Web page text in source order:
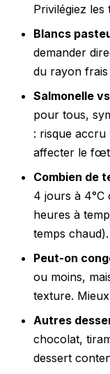
Privilégiez les
Blancs
demander
du rayon
Salmonelle
pour tous,
: risque accru
affecter le
Combien de
4 jours à 4°C
heures à
temps chaud).
Peut-on
ou moins,
texture.
Autres
chocolat,
dessert